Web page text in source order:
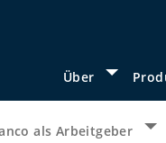
Über Show
submenu for “Teil des
als Arbeitgeber